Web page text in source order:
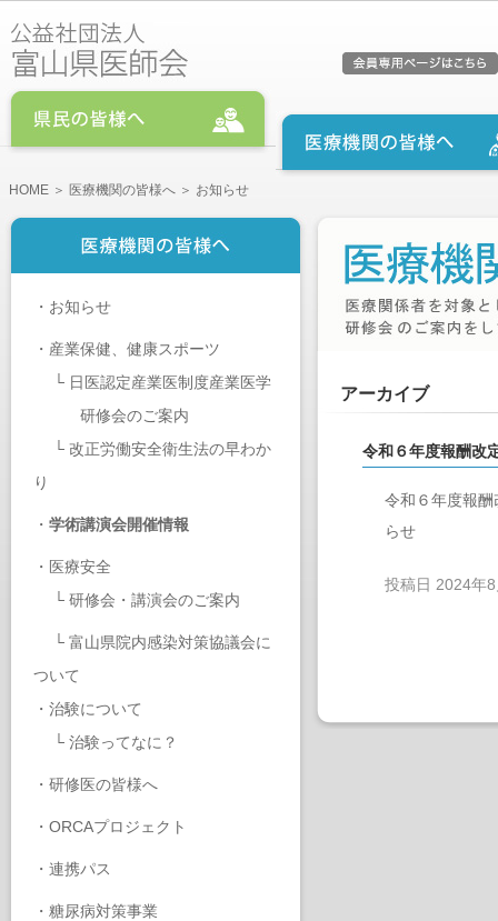
HOME ＞ 医療機関の皆様へ ＞ お知らせ
・ お知らせ
・ 産業保健、健康スポーツ
└ 日医認定産業医制度産業医学
研修会のご案内
└ 改正労働安全衛生法の早わか
り
・ 学術講演会開催情報
・ 医療安全
└ 研修会・講演会のご案内
└ 富山県院内感染対策協議会に
ついて
・ 治験について
└ 治験ってなに？
・ 研修医の皆様へ
・ ORCAプロジェクト
・ 連携パス
・ 糖尿病対策事業
アーカイブ
令和６年度報酬改
令和６年度報
らせ
投稿日 2024年